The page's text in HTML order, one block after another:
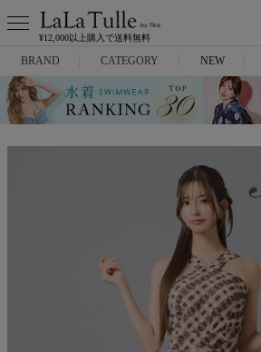
¥12,000以上購入で送料無料
BRAND
Anella
CATEGORY
ミニドレス
NEW